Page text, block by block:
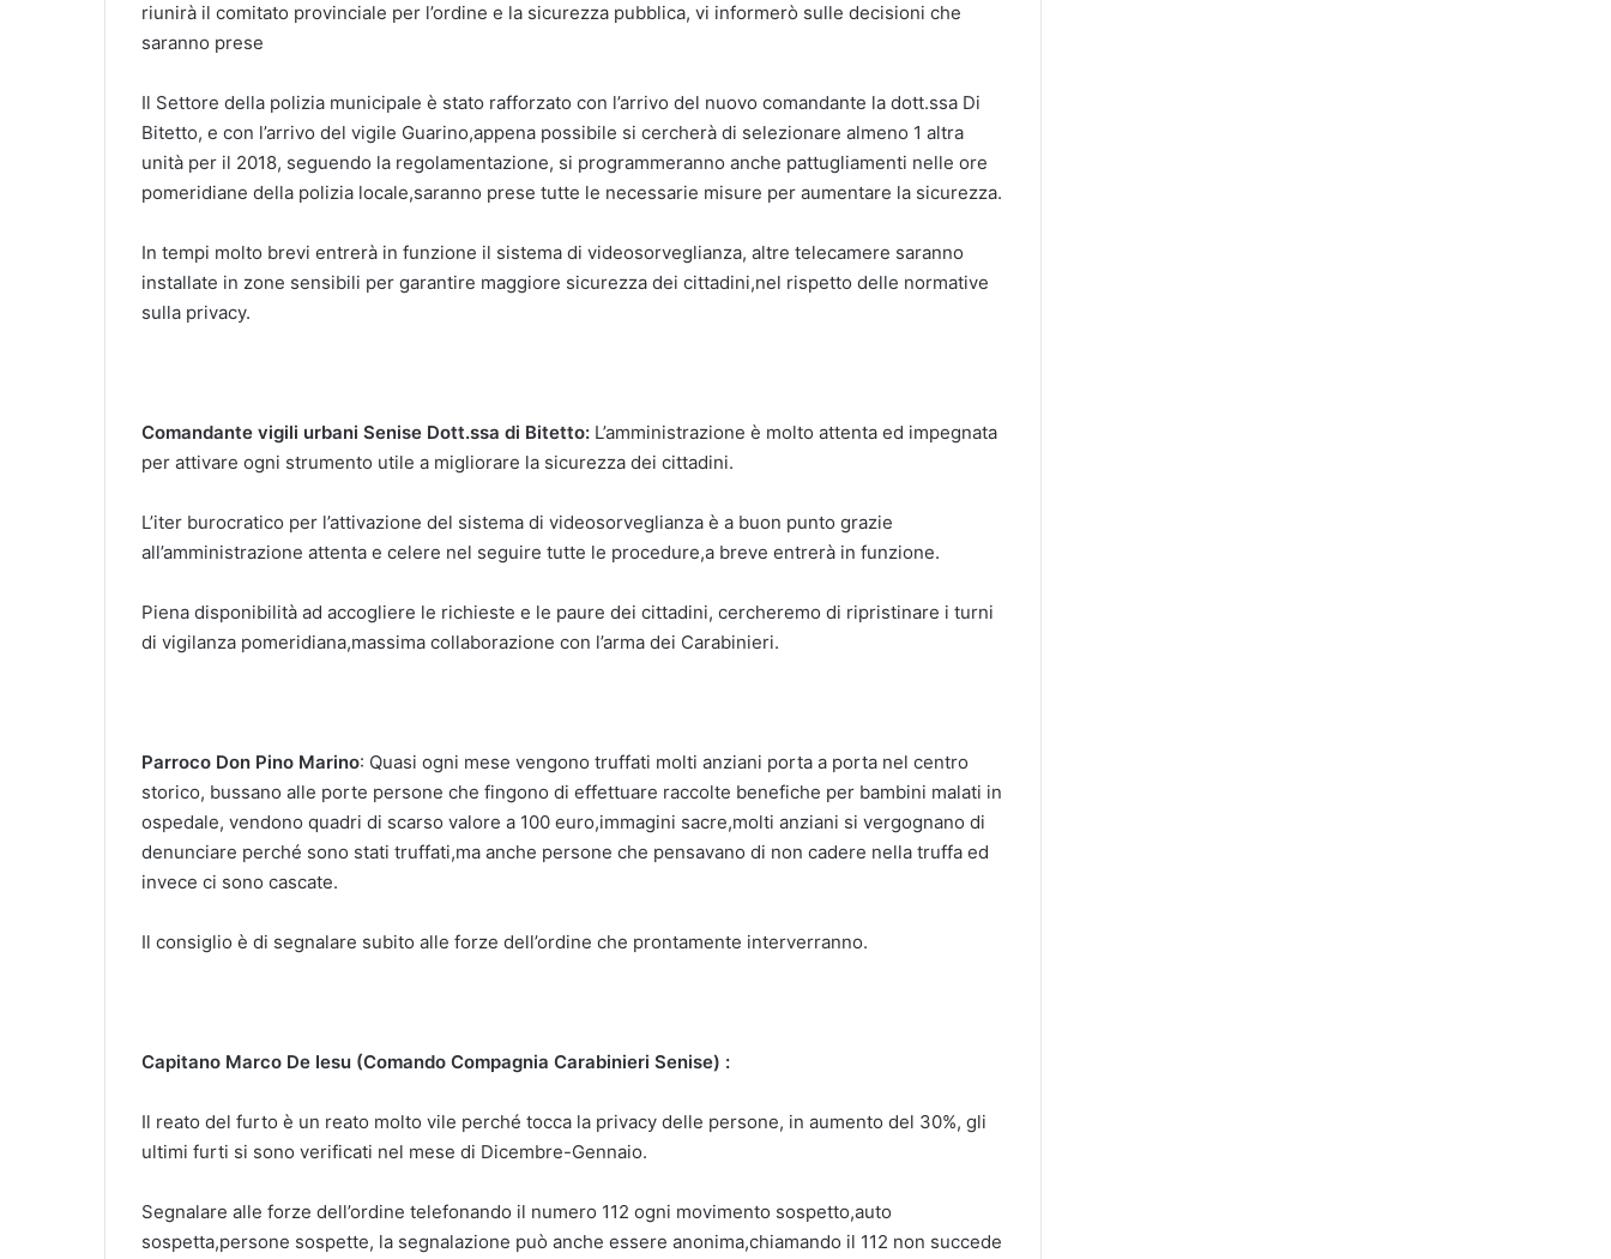
riunirà il comitato provinciale per l’ordine e la sicurezza pubblica, vi informerò sulle decisioni che
saranno prese
Il Settore della polizia municipale è stato rafforzato con l’arrivo del nuovo comandante la dott.ssa Di
Bitetto, e con l’arrivo del vigile Guarino,appena possibile si cercherà di selezionare almeno 1 altra
unità per il 2018, seguendo la regolamentazione, si programmeranno anche pattugliamenti nelle ore
pomeridiane della polizia locale,saranno prese tutte le necessarie misure per aumentare la sicurezza.
In tempi molto brevi entrerà in funzione il sistema di videosorveglianza, altre telecamere saranno
installate in zone sensibili per garantire maggiore sicurezza dei cittadini,nel rispetto delle normative
sulla privacy.
Comandante vigili urbani Senise Dott.ssa di Bitetto: L’amministrazione è molto attenta ed impegnata
per attivare ogni strumento utile a migliorare la sicurezza dei cittadini.
L’iter burocratico per l’attivazione del sistema di videosorveglianza è a buon punto grazie
all’amministrazione attenta e celere nel seguire tutte le procedure,a breve entrerà in funzione.
Piena disponibilità ad accogliere le richieste e le paure dei cittadini, cercheremo di ripristinare i turni
di vigilanza pomeridiana,massima collaborazione con l’arma dei Carabinieri.
Parroco Don Pino Marino: Quasi ogni mese vengono truffati molti anziani porta a porta nel centro
storico, bussano alle porte persone che fingono di effettuare raccolte benefiche per bambini malati in
ospedale, vendono quadri di scarso valore a 100 euro,immagini sacre,molti anziani si vergognano di
denunciare perché sono stati truffati,ma anche persone che pensavano di non cadere nella truffa ed
invece ci sono cascate.
Il consiglio è di segnalare subito alle forze dell’ordine che prontamente interverranno.
Capitano Marco De Iesu (Comando Compagnia Carabinieri Senise) :
Il reato del furto è un reato molto vile perché tocca la privacy delle persone, in aumento del 30%, gli
ultimi furti si sono verificati nel mese di Dicembre-Gennaio.
Segnalare alle forze dell’ordine telefonando il numero 112 ogni movimento sospetto,auto
sospetta,persone sospette, la segnalazione può anche essere anonima,chiamando il 112 non succede